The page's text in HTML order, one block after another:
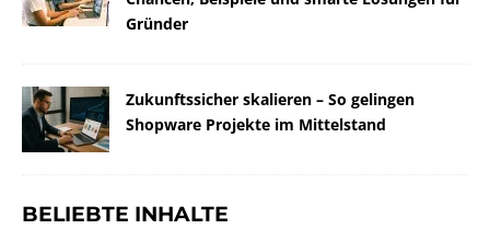
Gründer
Zukunftssicher skalieren – So gelingen
Shopware Projekte im Mittelstand
BELIEBTE INHALTE